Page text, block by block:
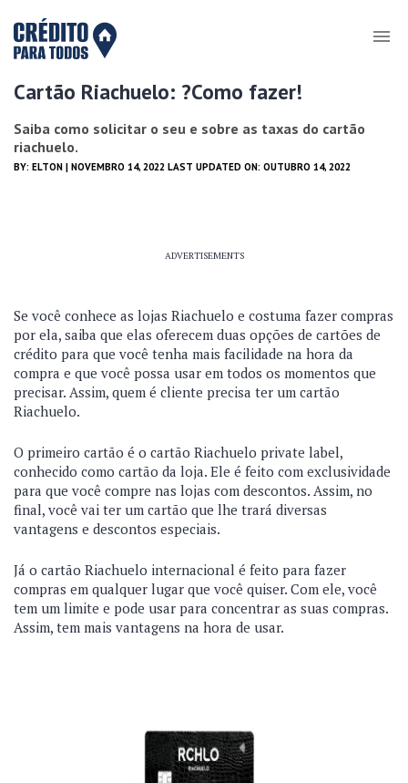
Cartão Riachuelo: ?Como fazer!
Saiba como solicitar o seu e sobre as taxas do cartão
riachuelo.
BY: ELTON | NOVEMBRO 14, 2022 LAST UPDATED ON: OUTUBRO 14, 2022
ADVERTISEMENTS
Se você conhece as lojas Riachuelo e costuma fazer compras
por ela, saiba que elas oferecem duas opções de cartões de
crédito para que você tenha mais facilidade na hora da
compra e que você possa usar em todos os momentos que
precisar. Assim, quem é cliente precisa ter um cartão
Riachuelo.
O primeiro cartão é o cartão Riachuelo private label,
conhecido como cartão da loja. Ele é feito com exclusividade
para que você compre nas lojas com descontos. Assim, no
final, você vai ter um cartão que lhe trará diversas
vantagens e descontos especiais.
Já o cartão Riachuelo internacional é feito para fazer
compras em qualquer lugar que você quiser. Com ele, você
tem um limite e pode usar para concentrar as suas compras.
Assim, tem mais vantagens na hora de usar.